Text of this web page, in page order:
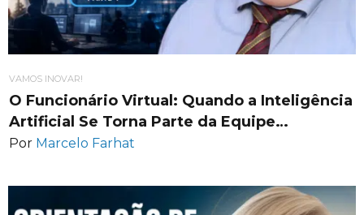
VAMOS INOVAR!
O Funcionário Virtual: Quando a Inteligência
Artificial Se Torna Parte da Equipe…
Por Marcelo Farhat